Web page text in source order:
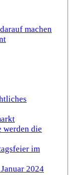
machen
werden die
im
2024